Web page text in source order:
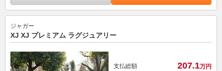
ジャガー
XJ XJ プレミアム ラグジュアリー
支払総額 207.1万円